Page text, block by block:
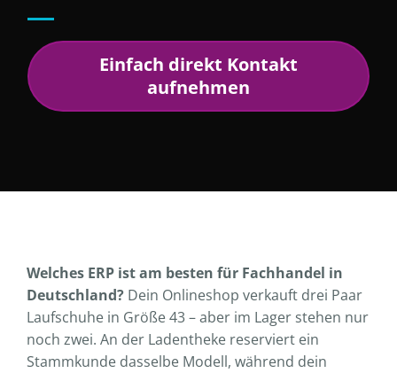
Einfach direkt Kontakt
aufnehmen
Welches ERP ist am besten für Fachhandel in
Deutschland? Dein Onlineshop verkauft drei Paar
Laufschuhe in Größe 43 – aber im Lager stehen nur
noch zwei. An der Ladentheke reserviert ein
Stammkunde dasselbe Modell, während dein